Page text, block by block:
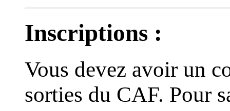
Inscriptions :
Vous devez avoir un
sorties du CAF. Pour